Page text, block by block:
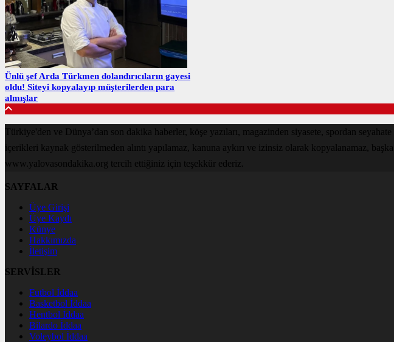
Ünlü şef Arda Türkmen dolandırıcıların gayesi
oldu! Siteyi kopyalayıp müşterilerden para
almışlar
Türkiye'den ve Dünya’dan son dakika haberler, köşe yazıları, magazinden siyasete, spordan
içerikleri kaynak gösterilmeden alıntı yapılamaz, kanuna aykırı ve izinsiz olarak kopyalanamaz,
www.yalovasondakika.org tercih ettiğiniz için teşekkür ederiz.
SAYFALAR
Üye Girişi
Üye Kaydı
Künye
Hakkımızda
İletişim
SERVİSLER
Futbol İddaa
Basketbol İddaa
Hentbol İddaa
Bilardo İddaa
Voleybol İddaa